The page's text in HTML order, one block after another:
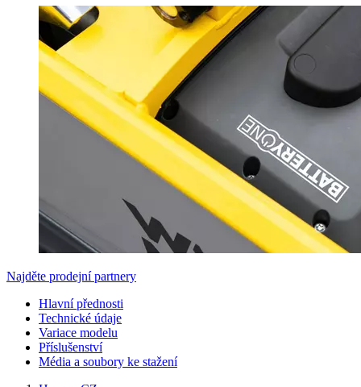
Najděte prodejní partnery
Hlavní přednosti
Technické údaje
Variace modelu
Příslušenství
Média a soubory ke stažení